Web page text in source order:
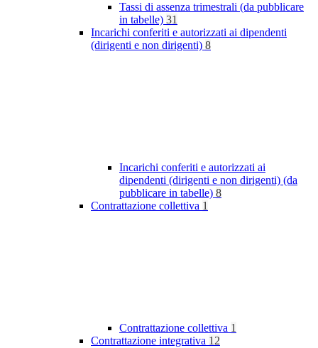
Tassi di assenza trimestrali (da pubblicare
in tabelle) 31
Incarichi conferiti e autorizzati ai dipendenti
(dirigenti e non dirigenti) 8
Incarichi conferiti e autorizzati ai
dipendenti (dirigenti e non dirigenti) (da
pubblicare in tabelle) 8
Contrattazione collettiva 1
Contrattazione collettiva 1
Contrattazione integrativa 12